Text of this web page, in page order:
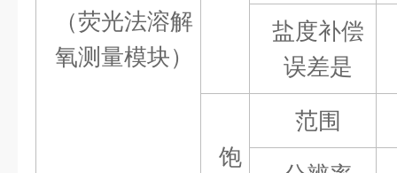
（荧光法溶解
氧测量模块）
盐度补偿
误差是
饱
范围